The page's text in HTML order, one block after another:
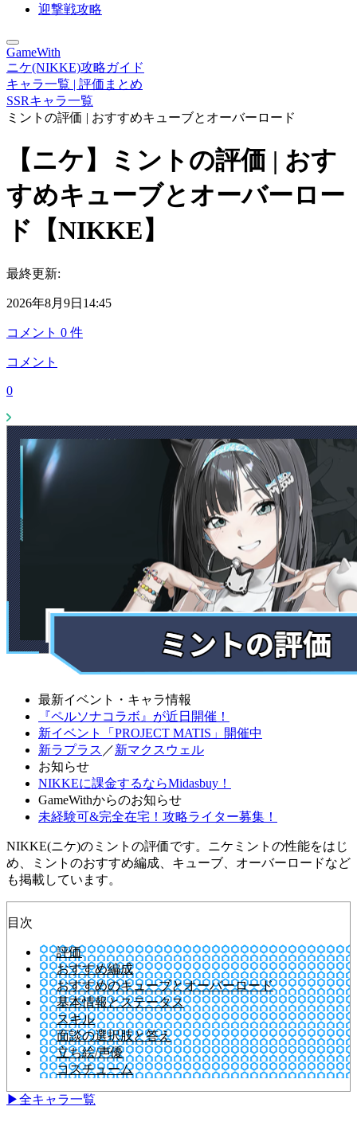
迎撃戦攻略
GameWith
ニケ(NIKKE)攻略ガイド
キャラ一覧 | 評価まとめ
SSRキャラ一覧
ミントの評価 | おすすめキューブとオーバーロード
【ニケ】ミントの評価 | おす
すめキューブとオーバーロー
ド【NIKKE】
最終更新:
2026年8月9日14:45
コメント 0 件
コメント
0
最新イベント・キャラ情報
『ペルソナコラボ』が近日開催！
新イベント「PROJECT MATIS」開催中
新ラプラス ／新マクスウェル
お知らせ
NIKKEに課金するならMidasbuy！
GameWithからのお知らせ
未経験可&完全在宅！攻略ライター募集！
NIKKE(ニケ)のミントの評価です。ニケミントの性能をはじ
め、ミントのおすすめ編成、キューブ、オーバーロードなど
も掲載しています。
目次
評価
おすすめ編成
おすすめのキューブとオーバーロード
基本情報とステータス
スキル
面談の選択肢と答え
立ち絵/声優
コスチューム
▶全キャラ一覧